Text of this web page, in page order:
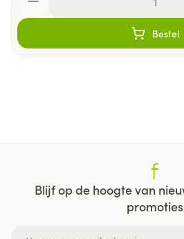
Bestel
Blijf op de hoogte van
promoties